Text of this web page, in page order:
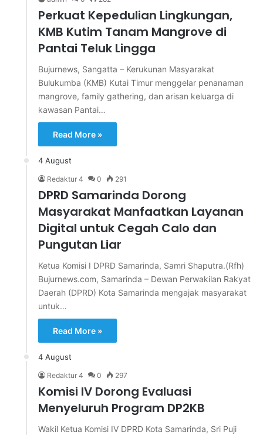
Perkuat Kepedulian Lingkungan,
KMB Kutim Tanam Mangrove di
Pantai Teluk Lingga
Bujurnews, Sangatta – Kerukunan Masyarakat
Bulukumba (KMB) Kutai Timur menggelar penanaman
mangrove, family gathering, dan arisan keluarga di
kawasan Pantai…
Read More »
4 August
Redaktur 4 0 291
DPRD Samarinda Dorong
Masyarakat Manfaatkan Layanan
Digital untuk Cegah Calo dan
Pungutan Liar
Ketua Komisi I DPRD Samarinda, Samri Shaputra.(Rfh)
Bujurnews.com, Samarinda – Dewan Perwakilan Rakyat
Daerah (DPRD) Kota Samarinda mengajak masyarakat
untuk…
Read More »
4 August
Redaktur 4 0 297
Komisi IV Dorong Evaluasi
Menyeluruh Program DP2KB
Wakil Ketua Komisi IV DPRD Kota Samarinda, Sri Puji